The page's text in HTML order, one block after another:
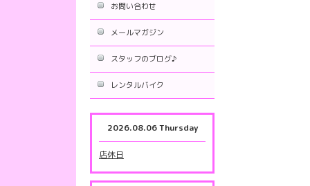
お問い合わせ
メールマガジン
スタッフのブログ♪
レンタルバイク
2026.08.06 Thursday
店休日